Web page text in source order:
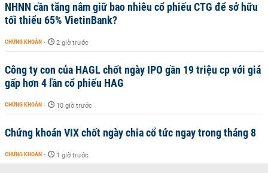
NHNN cần tăng nắm giữ bao nhiêu cổ phiếu CTG để sở hữu
tối thiểu 65% VietinBank?
CHỨNG KHOÁN - 2 giờ trước
Công ty con của HAGL chốt ngày IPO gần 19 triệu cp với giá
gấp hơn 4 lần cổ phiếu HAG
CHỨNG KHOÁN - 10 giờ trước
Chứng khoán VIX chốt ngày chia cổ tức ngay trong tháng 8
CHỨNG KHOÁN - 1 giờ trước